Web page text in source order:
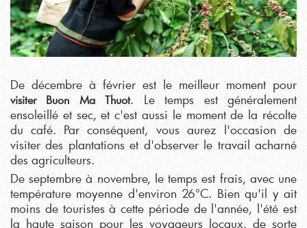
De décembre à février est le meilleur moment pour
visiter Buon Ma Thuot. Le temps est généralement
ensoleillé et sec, et c'est aussi le moment de la récolte
du café. Par conséquent, vous aurez l'occasion de
visiter des plantations et d'observer le travail acharné
des agriculteurs.
De septembre à novembre, le temps est frais, avec une
température moyenne d'environ 26°C. Bien qu'il y ait
moins de touristes à cette période de l'année, l'été est
la haute saison pour les voyageurs locaux, de sorte